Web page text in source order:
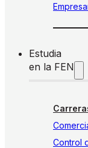
Estudia
en la FEN
Control